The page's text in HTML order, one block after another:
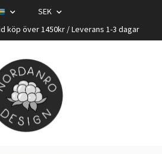
SEK
köp över 1450kr / Leverans 1-3 dagar